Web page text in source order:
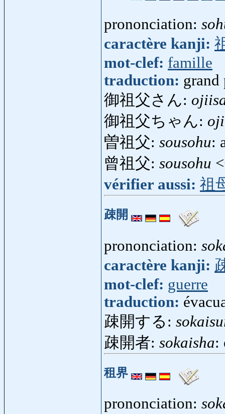
prononciation:
caractère kanji:
mot-clef: famille
traduction: grand
御祖父さん:
御祖父ちゃん:
曽祖父: sousohu:
曾祖父: sousohu
vérifier aussi: 祖
疎開
prononciation:
caractère kanji:
mot-clef: guerre
traduction:
疎開する:
疎開者: sokaisha:
租界
prononciation: